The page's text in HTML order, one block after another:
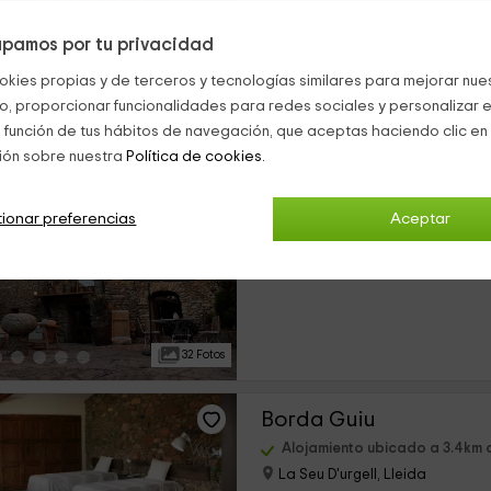
por tu privacidad
propias y de terceros y tecnologías similares para mejorar
proporcionar funcionalidades para redes sociales y personalizar
de tus hábitos de navegación, que aceptas haciendo clic
sobre nuestra Política de cookies.
Aceptar
preferencias
32 Fotos
Cal David Estamariu
0 opiniones
Borda Guiu
Alojamiento ubicado a 3.4km
La Seu D'urgell, Lleida